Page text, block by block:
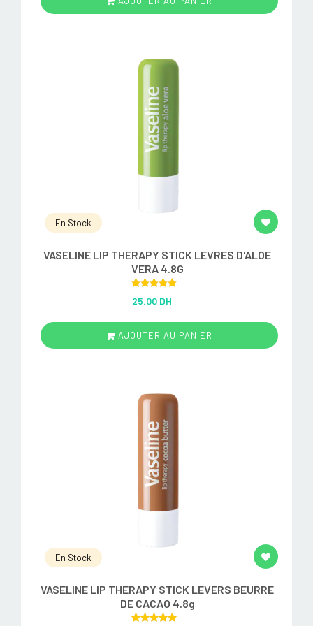
En Stock
VASELINE LIP THERAPY STICK LEVRES D'ALOE
VERA 4.8G
out of 5
25.00 DH
AJOUTER AU PANIER
En Stock
VASELINE LIP THERAPY STICK LEVERS BEURRE
DE CACAO 4.8g